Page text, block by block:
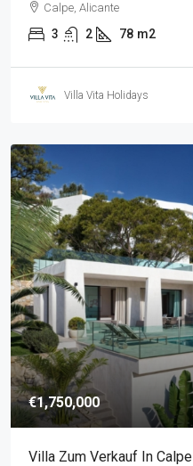
Calpe, Alicante
3 2 78 m2
Villa Vita Holidays
€1,750,000
Villa Zum Verkauf In Calpe